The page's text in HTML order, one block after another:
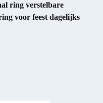
ring verstelbare
voor feest dagelijks